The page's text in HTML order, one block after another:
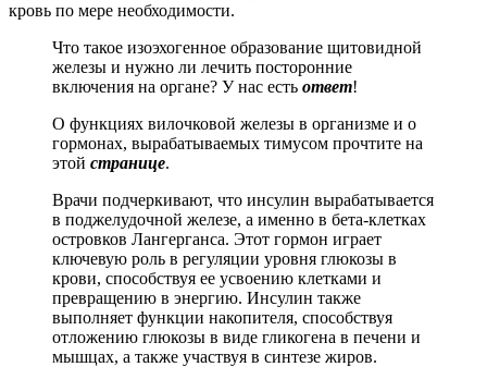
кровь по мере необходимости.
Что такое изоэхогенное образование щитовидной
железы и нужно ли лечить посторонние
включения на органе? У нас есть ответ!
О функциях вилочковой железы в организме и о
гормонах, вырабатываемых тимусом прочтите на
этой странице.
Врачи подчеркивают, что инсулин вырабатывается
в поджелудочной железе, а именно в бета-клетках
островков Лангерганса. Этот гормон играет
ключевую роль в регуляции уровня глюкозы в
крови, способствуя ее усвоению клетками и
превращению в энергию. Инсулин также
выполняет функции накопителя, способствуя
отложению глюкозы в виде гликогена в печени и
мышцах, а также участвуя в синтезе жиров.